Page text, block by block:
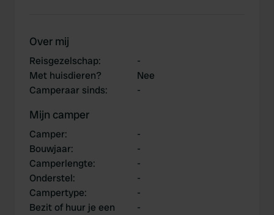
Over mij
Reisgezelschap:
-
Met huisdieren?
Nee
Camperaar sinds: -
Mijn camper
Camper:
-
Bouwjaar:
-
Camperlengte:
-
Onderstel:
-
Campertype:
-
Bezit of huur je een
-